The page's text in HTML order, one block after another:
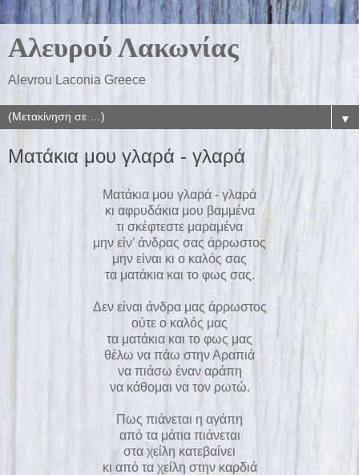
Αλευρού Λακωνίας
Alevrou Laconia Greece
▼
Ματάκια μου γλαρά - γλαρά
Ματάκια μου γλαρά - γλαρά
κι αφρυδάκια μου βαμμένα
τι σκέφτεστε μαραμένα
μην είν’ άνδρας σας άρρωστος
μην είναι κι ο καλός σας
τα ματάκια και το φως σας.
Δεν είναι άνδρα μας άρρωστος
ούτε ο καλός μας
τα ματάκια και το φως μας
θέλω να πάω στην Αραπιά
να πιάσω έναν αράπη
να κάθομαι να τον ρωτώ.
Πως πιάνεται η αγάπη
από τα μάτια πιάνεται
στα χείλη κατεβαίνει
κι από τα χείλη στην καρδιά